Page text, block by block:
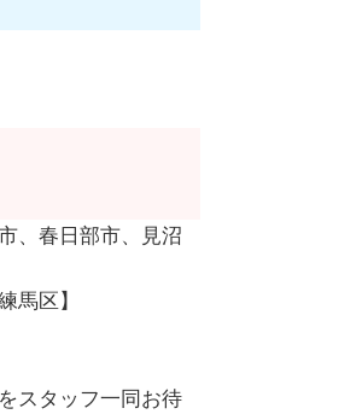
、春日部市、見沼
馬区】
スタッフ一同お待